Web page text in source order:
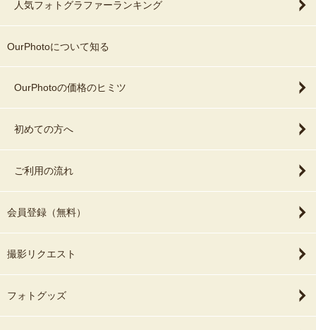
人気フォトグラファーランキング
OurPhotoについて知る
OurPhotoの価格のヒミツ
初めての方へ
ご利用の流れ
会員登録（無料）
撮影リクエスト
フォトグッズ